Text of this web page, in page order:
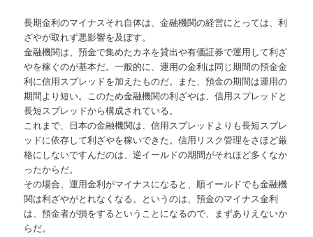
長期金利のマイナスそれ自体は、金融機関の経営にとっては、利
ざやが取れず悪影響を及ぼす。
金融機関は、預金で集めたカネを貸出や有価証券で運用して利ざ
やを稼ぐのが基本だ。一般的に、運用の金利は同じ期間の預金金
利に信用スプレッドを加えたものだ。また、預金の期間は運用の
期間より短い。このため金融機関の利ざやは、信用スプレッドと
長短スプレッドから構成されている。
これまで、日本の金融機関は、信用スプレッドよりも長短スプレ
ッドに依存して利ざやを稼いできた。信用リスク管理をさほど厳
格にしないですんだのは、逆イールドの期間がそれほど多くなか
ったからだ。
その場合、運用金利がマイナスになると、順イールドでも金融機
関は利ざやがとれなくなる。というのは、預金のマイナス金利
は、預金者が損をするということになるので、まずありえないか
らだ。